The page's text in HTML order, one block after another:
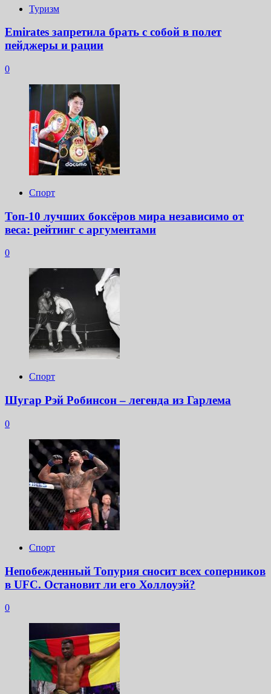
Туризм
Emirates запретила брать с собой в полет
пейджеры и рации
0
Спорт
Топ-10 лучших боксёров мира независимо от
веса: рейтинг с аргументами
0
Спорт
Шугар Рэй Робинсон – легенда из Гарлема
0
Спорт
Непобежденный Топурия сносит всех соперников
в UFC. Остановит ли его Холлоуэй?
0